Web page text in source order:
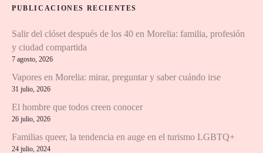
:
PUBLICACIONES RECIENTES
Salir del clóset después de los 40 en Morelia: familia, profesión
y ciudad compartida
7 agosto, 2026
Vapores en Morelia: mirar, preguntar y saber cuándo irse
31 julio, 2026
El hombre que todos creen conocer
26 julio, 2026
Familias queer, la tendencia en auge en el turismo LGBTQ+
24 julio, 2024